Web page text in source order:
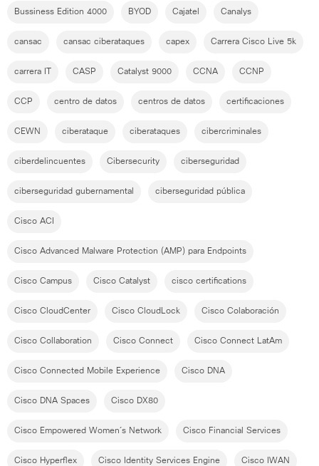
Bussiness Edition 4000 BYOD Cajatel Canalys
cansac cansac ciberataques capex Carrera Cisco Live 5k
carrera IT CASP Catalyst 9000 CCNA CCNP
CCP centro de datos centros de datos certificaciones
CEWN ciberataque ciberataques cibercriminales
ciberdelincuentes Cibersecurity ciberseguridad
ciberseguridad gubernamental ciberseguridad pública
Cisco ACI
Cisco Advanced Malware Protection (AMP) para Endpoints
Cisco Campus Cisco Catalyst cisco certifications
Cisco CloudCenter Cisco CloudLock Cisco Colaboración
Cisco Collaboration Cisco Connect Cisco Connect LatAm
Cisco Connected Mobile Experience Cisco DNA
Cisco DNA Spaces Cisco DX80
Cisco Empowered Women´s Network Cisco Financial Services
Cisco Hyperflex Cisco Identity Services Engine Cisco IWAN